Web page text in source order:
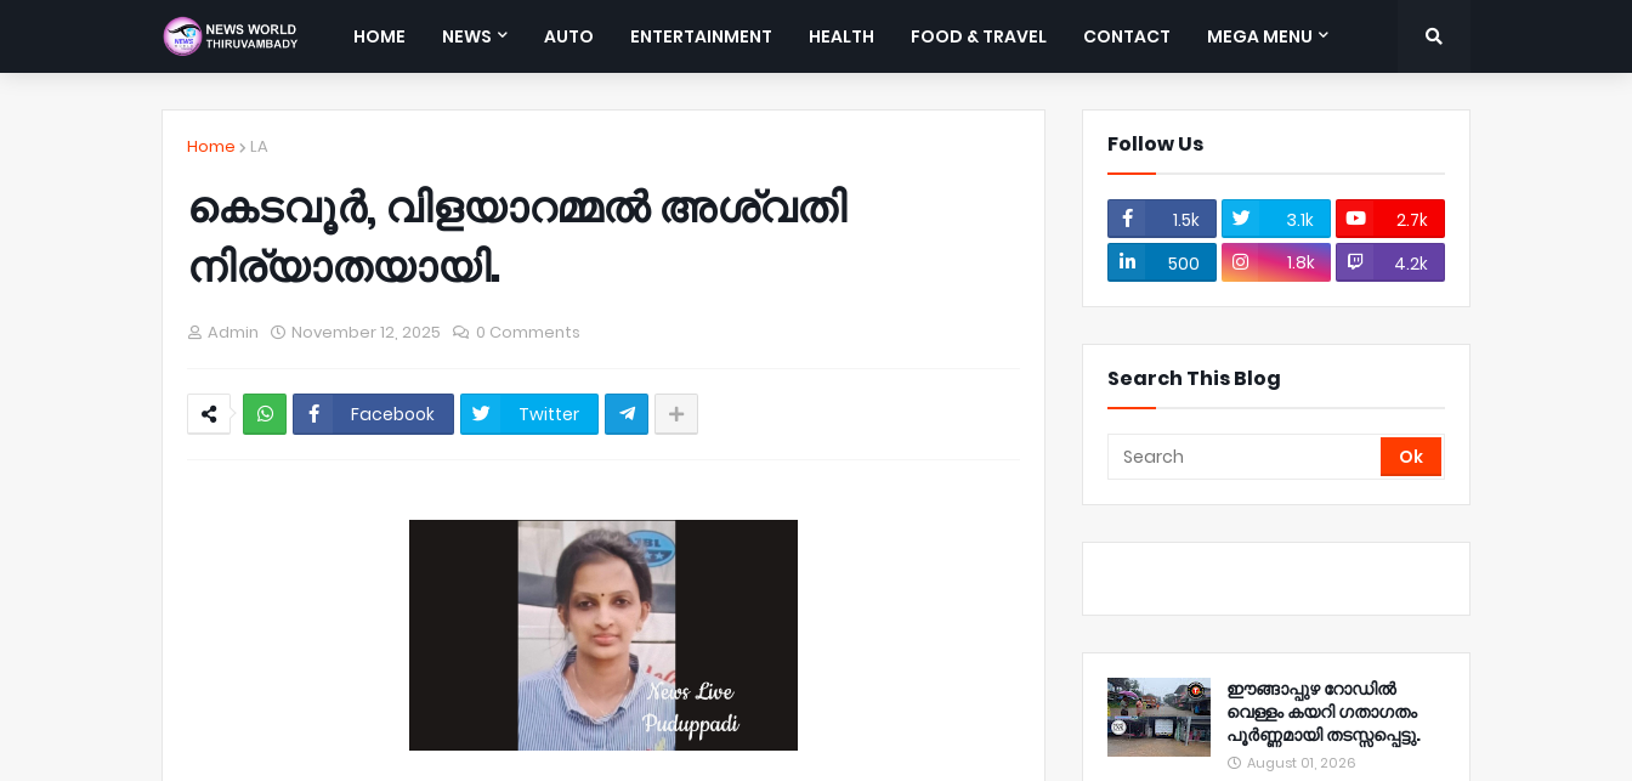
HOME NEWS AUTO ENTERTAINMENT HEALTH FOOD & TRAVEL CONTACT MEGA MENU
Home LA
കെടവൂർ, വിളയാറമ്മൽ അശ്വതി
നിര്യാതയായി.
Admin November 12, 2025 0 Comments
Facebook Twitter
Follow Us
1.5k 3.1k
2.7k
500
1.8k 4.2k
Search This Blog
ഈങ്ങാപ്പുഴ റോഡിൽ
വെള്ളം കയറി ഗതാഗതം
പൂർണ്ണമായി തടസ്സപ്പെട്ടു.
August 01, 2026